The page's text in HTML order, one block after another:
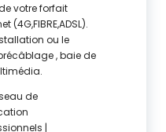
votre forfait
ou le
, baie de